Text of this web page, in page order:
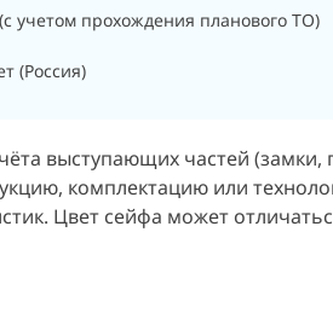
учетом прохождения планового ТО)
(Россия)
выступающих частей
комплектацию или
Цвет сейфа может